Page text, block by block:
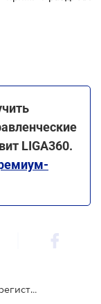
LIGA360.
Имеют ли право налоговики проверить регистрацию сделок в рамках налоговой амнистии